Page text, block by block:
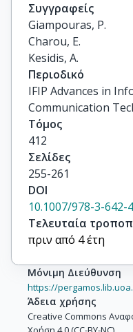
Συγγραφείς
Giampouras, P.
Charou, E.
Kesidis, A.
Περιοδικό
IFIP Advances in
Communication
Τόμος
412
Σελίδες
255-261
DOI
10.1007/978-3-642-
Τελευταία
πριν από 4 έτη
Μόνιμη Διεύθυνση
https://
Άδεια χρήσης
Creative Commons